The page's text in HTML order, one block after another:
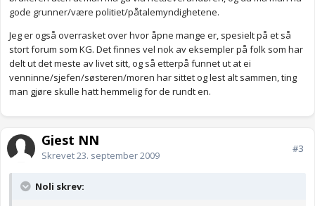
gode grunner/være politiet/påtalemyndighetene.
Jeg er også overrasket over hvor åpne mange er, spesielt på et så
stort forum som KG. Det finnes vel nok av eksempler på folk som har
delt ut det meste av livet sitt, og så etterpå funnet ut at ei
venninne/sjefen/søsteren/moren har sittet og lest alt sammen, ting
man gjøre skulle hatt hemmelig for de rundt en.
Gjest NN
Skrevet23. september 2009
#3
Noli skrev: